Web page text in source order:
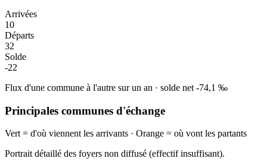
Arrivées
10
Départs
32
Solde
-22
Flux d'une commune à l'autre sur un an · solde net -74,1 ‰
Principales communes d'échange
Vert = d'où viennent les arrivants · Orange = où vont les partants
Portrait détaillé des foyers non diffusé (effectif insuffisant).